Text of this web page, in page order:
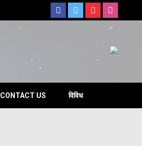
CONTACT US विविध